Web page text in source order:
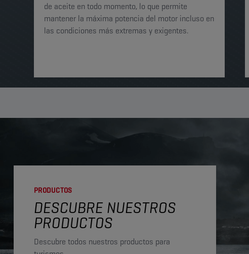
de aceite en todo momento, lo que permite
mantener la máxima potencia del motor incluso en
las condiciones más extremas y exigentes.
PRODUCTOS
DESCUBRE NUESTROS
PRODUCTOS
Descubre todos nuestros productos para